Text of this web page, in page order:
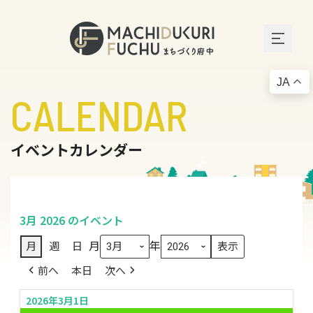
CALENDAR
イベントカレンダー
3月 2026 のイベント
月 週 日 月 年
前へ 本日 次へ
2026年3月1日
JA